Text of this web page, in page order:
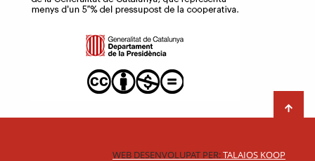
WEB DESENVOLUPAT PER:TALAIOS KOOP